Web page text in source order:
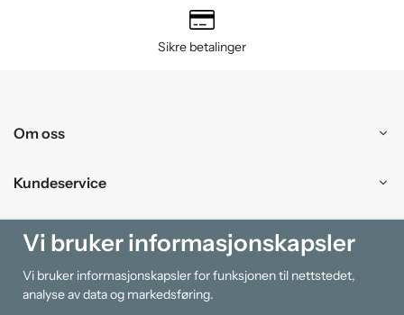
Sikre betalinger
Om oss
Kundeservice
Kjøpesenter
Information
Vi bruker informasjonskapsler
Vi bruker informasjonskapsler for funksjonen til nettstedet,
analyse av data og markedsføring.